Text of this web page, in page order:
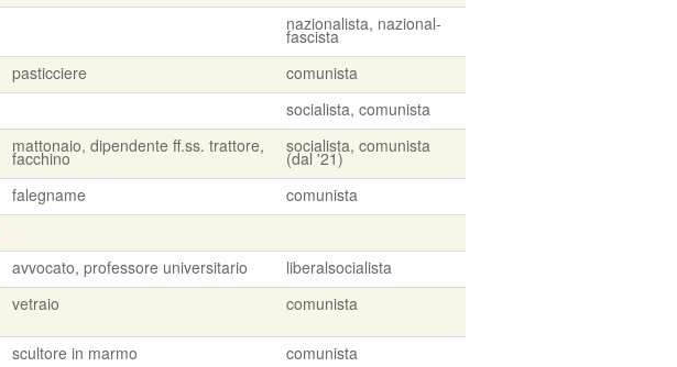
nazionalista, nazional-
fascista
pasticciere
comunista
socialista, comunista
mattonaio, dipendente ff.ss. trattore,
facchino
socialista, comunista
(dal '21)
falegname
comunista
avvocato, professore universitario
liberalsocialista
vetraio comunista
scultore in marmo
comunista